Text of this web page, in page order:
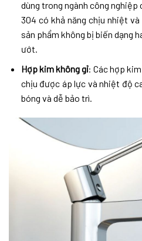
dùng trong ngành công
304 có khả năng chịu nhiệt
sản phẩm không bị biến dạng
ướt.
Hợp kim không gỉ: Các hợp
chịu được áp lực và nhiệt độ
bóng và dễ bảo trì.